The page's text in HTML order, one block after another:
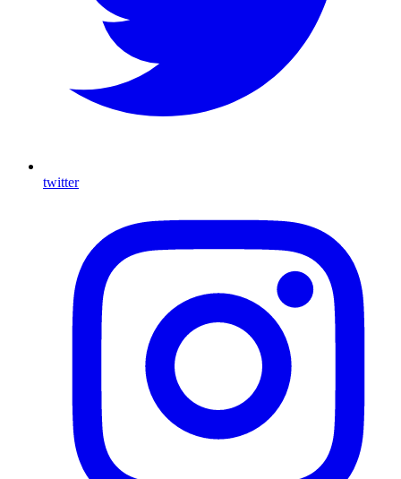
twitter